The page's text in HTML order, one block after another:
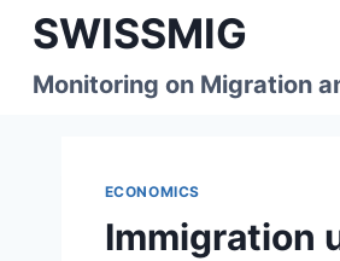
Skip
content
SWISSMIG
Monitoring on Migration
ECONOMICS
Immigration